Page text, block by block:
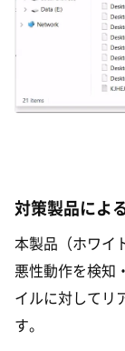
対策製品によ
本製品（ホワイ
悪性動作を検知
イルに対してリ
す。